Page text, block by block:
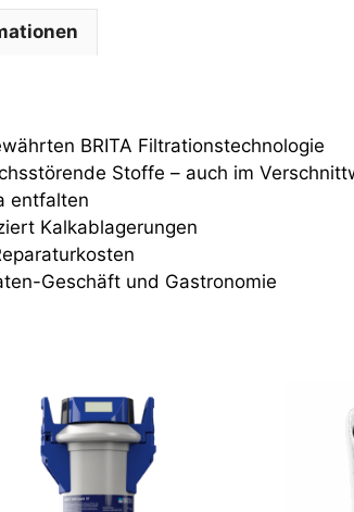
BRITA Filtrationstechnologie
Stoffe – auch im
entfalten
Kalkablagerungen
Geschäft und Gastronomie